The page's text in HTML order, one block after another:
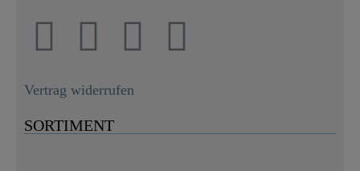
Vertrag widerrufen
SORTIMENT